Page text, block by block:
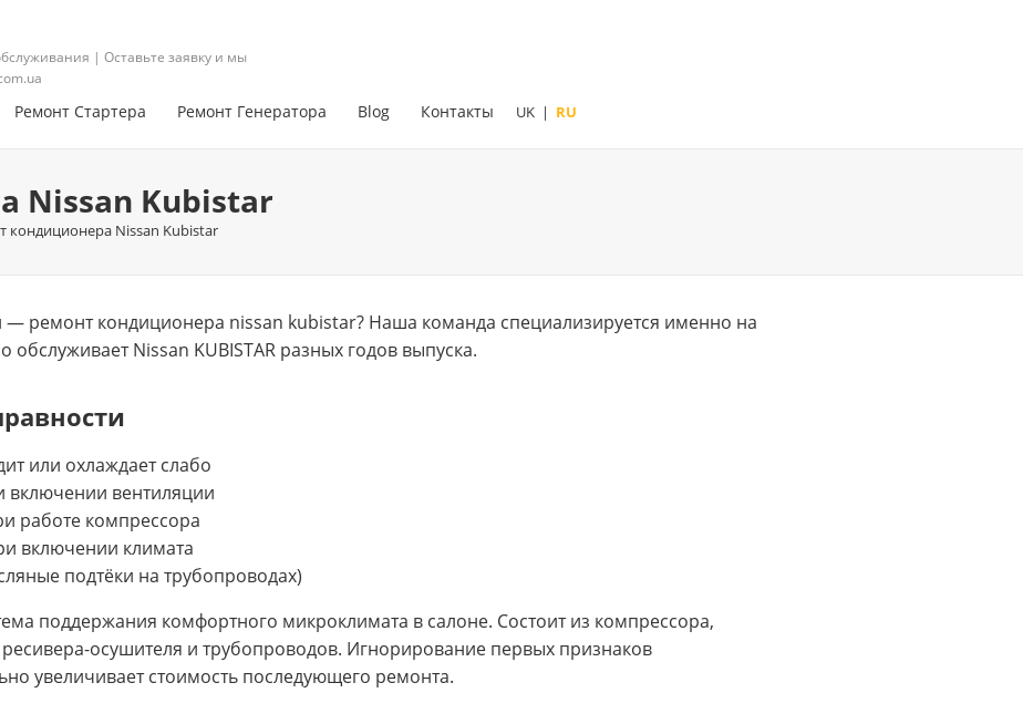
| Оставьте заявку и мы
Ремонт Стартера Ремонт Генератора Blog Контакты UK | RU
Nissan Kubistar
кондиционера Nissan Kubistar
ремонт кондиционера nissan kubistar? Нашa команда специализируется именно на
обслуживает Nissan KUBISTAR разных годов выпуска.
или охлаждает слабо
включении вентиляции
работе компрессора
включении климата
подтёки на трубопроводах)
поддержания комфортного микроклимата в салоне. Состоит из компрессора,
осушителя и трубопроводов. Игнорирование первых признаков
увеличивает стоимость последующего ремонта.